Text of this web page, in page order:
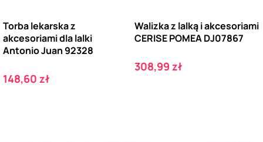
Torba lekarska z
akcesoriami dla lalki
Antonio Juan 92328
Cena
148,60 zł
Walizka z lalką i akcesoriami
CERISE POMEA DJ07867
Cena
308,99 zł